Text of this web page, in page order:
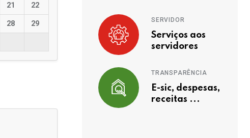
21 22
28 29 SERVIDOR
Serviços aos
servidores
TRANSPARÊNCIA
E-sic, despesas,
receitas ...